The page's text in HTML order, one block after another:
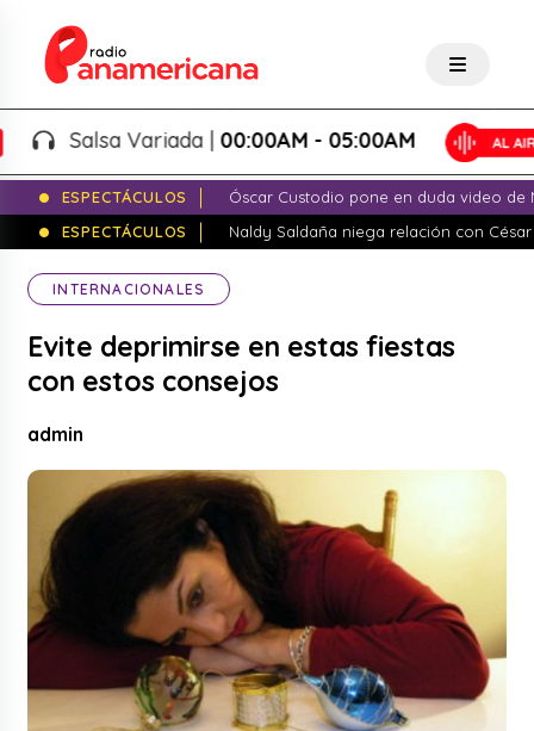
Salsa Variada |00:00AM - 05:00AM
ESPECTÁCULOS
Óscar Custodio pone en duda video de
ESPECTÁCULOS
Naldy Saldaña niega relación con
INTERNACIONALES
Evite deprimirse en estas fiestas
con estos consejos
admin